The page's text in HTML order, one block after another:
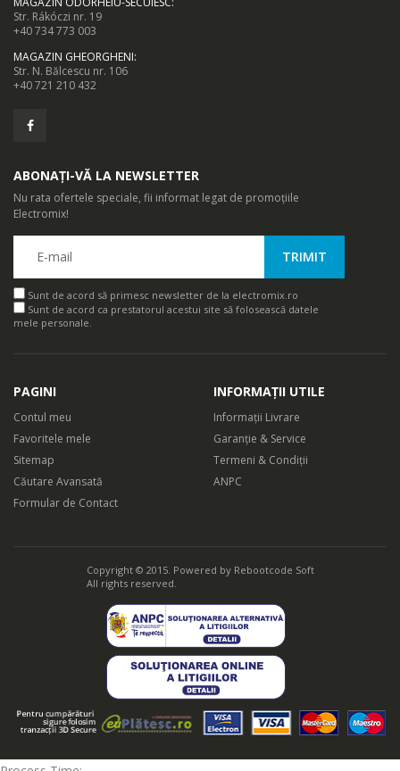
Str. Rákóczi nr. 19
+40 734 773 003
MAGAZIN GHEORGHENI:
Str. N. Bălcescu nr. 106
+40 721 210 432
ABONAȚI-VĂ LA NEWSLETTER
Nu rata ofertele speciale, fii informat legat de promoțiile
Electromix!
Sunt de acord să primesc newsletter de la electromix.ro
Sunt de acord ca prestatorul acestui site să folosească datele
mele personale.
PAGINI
Contul meu
Favoritele mele
Sitemap
Căutare Avansată
Formular de Contact
INFORMAȚII UTILE
Informații Livrare
Garanție & Service
Termeni & Condiții
ANPC
Copyright © 2015. Powered by Rebootcode Soft
All rights reserved.